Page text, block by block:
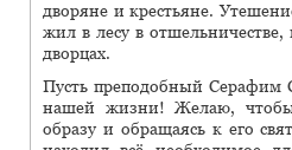
дворяне и крестьяне.
жил в лесу в
дворцах.
Пусть преподобный Серафим
нашей жизни! Желаю,
образу и обращаясь к его